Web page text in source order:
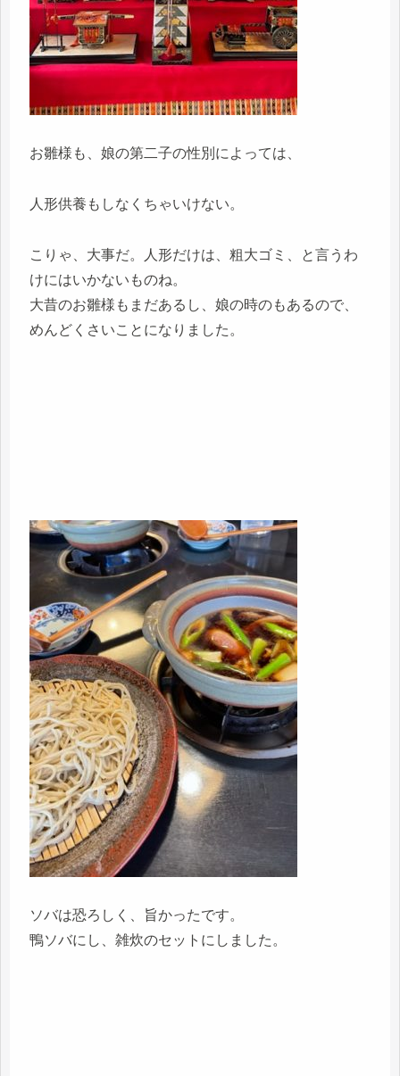
お雛様も、娘の第二子の性別によっては、
人形供養もしなくちゃいけない。
こりゃ、大事だ。人形だけは、粗大ゴミ、と言うわ
けにはいかないものね。
大昔のお雛様もまだあるし、娘の時のもあるので、
めんどくさいことになりました。
ソバは恐ろしく、旨かったです。
鴨ソバにし、雑炊のセットにしました。